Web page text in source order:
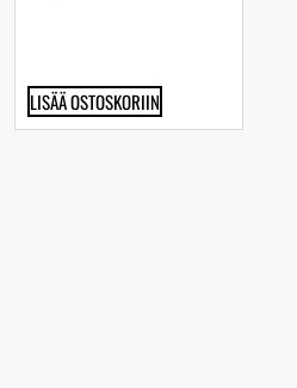
LISÄÄ OSTOSKORIIN